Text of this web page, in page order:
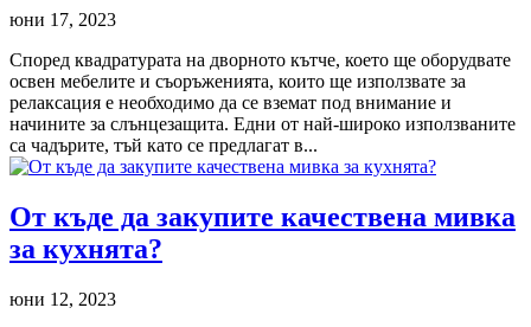
юни 17, 2023
Според квадратурата на дворното кътче, което ще оборудвате
освен мебелите и съоръженията, които ще използвате за
релаксация е необходимо да се вземат под внимание и
начините за слънцезащита. Едни от най-широко използваните
са чадърите, тъй като се предлагат в...
От къде да закупите качествена мивка
за кухнята?
юни 12, 2023